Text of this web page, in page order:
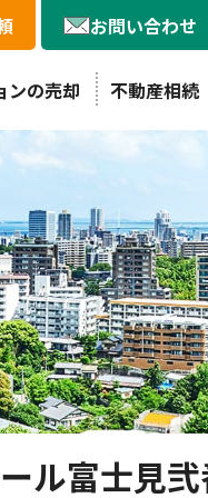
お問い合わせ
ンの売却 不動産相続
ル富士見